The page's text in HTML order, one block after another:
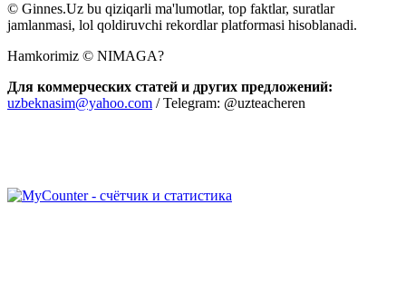
© Ginnes.Uz bu qiziqarli ma'lumotlar, top faktlar, suratlar
jamlanmasi, lol qoldiruvchi rekordlar platformasi hisoblanadi.
Hamkorimiz © NIMAGA?
Для коммерческих статей и других предложений:
uzbeknasim@yahoo.com / Telegram: @uzteacheren